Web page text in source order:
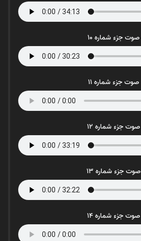
صوت جزء شماره 10
صوت جزء شماره 11
صوت جزء شماره 12
صوت جزء شماره 13
صوت جزء شماره 14